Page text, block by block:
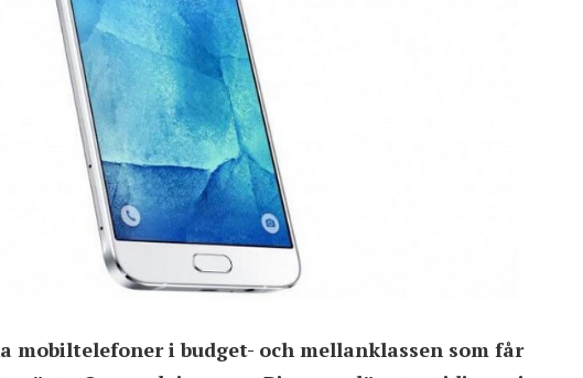
mobiltelefoner i budget- och mellanklassen som får